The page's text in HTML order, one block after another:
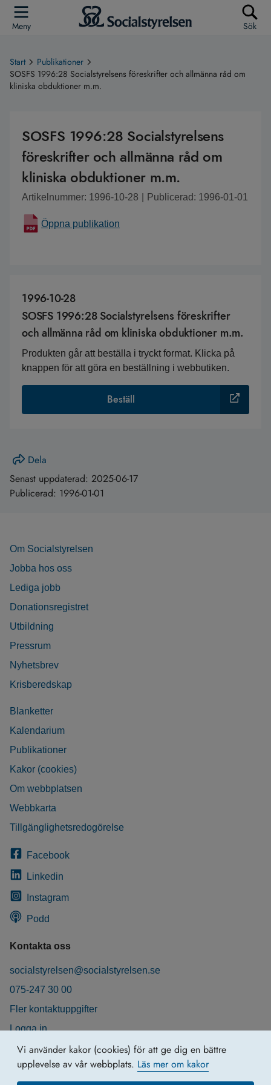
Vi använder kakor (cookies) för att ge dig en bättre
upplevelse av vår webbplats. Läs mer om kakor
Meny Sök
Start
Publikationer
SOSFS 1996:28 Socialstyrelsens föreskrifter och allmänna råd om
kliniska obduktioner m.m.
SOSFS 1996:28 Socialstyrelsens
föreskrifter och allmänna råd om
kliniska obduktioner m.m.
Artikelnummer: 1996-10-28 Publicerad: 1996-01-01
Öppna publikation
1996-10-28
SOSFS 1996:28 Socialstyrelsens föreskrifter
och allmänna råd om kliniska obduktioner m.m.
Produkten går att beställa i tryckt format. Klicka på
knappen för att göra en beställning i webbutiken.
Beställ
Dela
Senast uppdaterad: 2025-06-17
Publicerad: 1996-01-01
Om Socialstyrelsen
Jobba hos oss
Lediga jobb
Donationsregistret
Utbildning
Pressrum
Nyhetsbrev
Krisberedskap
Blanketter
Kalendarium
Publikationer
Kakor (cookies)
Om webbplatsen
Webbkarta
Tillgänglighetsredogörelse
Facebook
Linkedin
Instagram
Podd
Kontakta oss
socialstyrelsen@socialstyrelsen.se
075-247 30 00
Fler kontaktuppgifter
Logga in
Behandling av personuppgifter